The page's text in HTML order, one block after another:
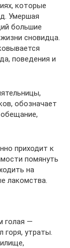
которые
Умершая
большие
сновидца.
поведения и
обозначает
приходит к
помянуть
на
лакомства.
голая —
горя, утраты.